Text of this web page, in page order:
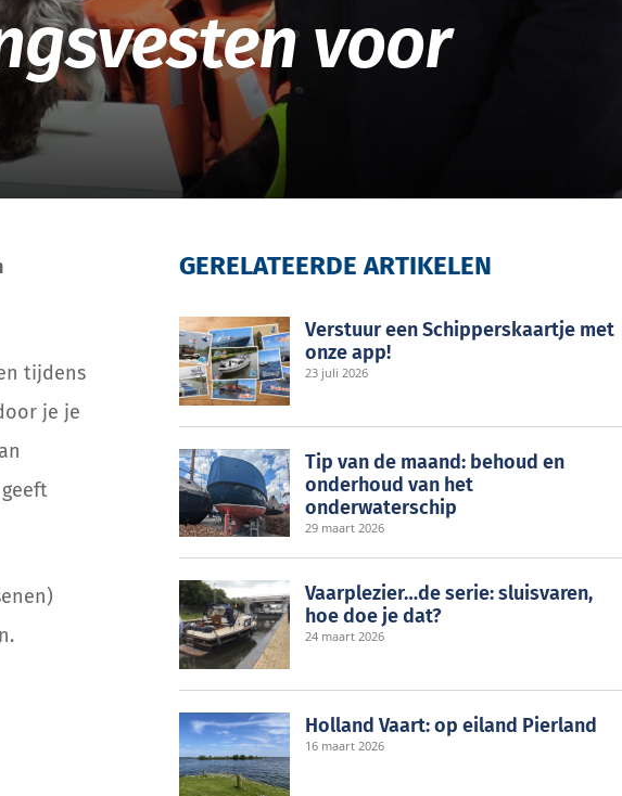
voor
tijdens
je je
GERELATEERDE ARTIKELEN
Verstuur een Schipperskaartje met
onze app!
23 juli 2026
Tip van de maand: behoud en
onderhoud van het
onderwaterschip
29 maart 2026
Vaarplezier…de serie: sluisvaren,
hoe doe je dat?
24 maart 2026
Holland Vaart: op eiland Pierland
16 maart 2026